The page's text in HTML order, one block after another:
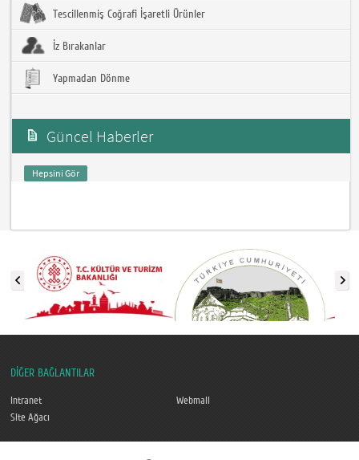
Tescillenmiş Coğrafi İşaretli Ürünler
İz Bırakanlar
Yapmadan Dönme
Güncel Haberler
Hepsini Gör
DİĞER BAĞLANTILAR
Intranet
Webmail
Site Ağacı